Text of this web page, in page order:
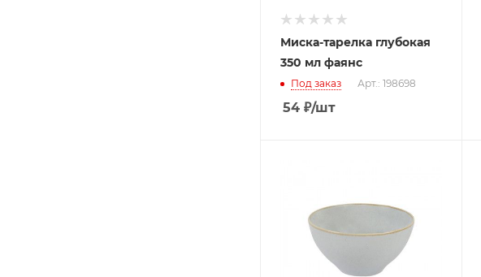
Миска-тарелка глубокая
350 мл фаянс
Под заказ Арт.: 198698
54 ₽/шт